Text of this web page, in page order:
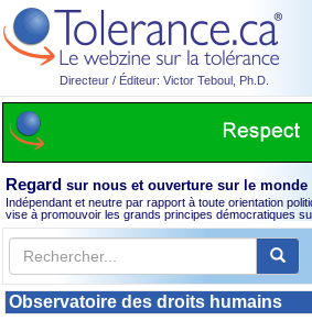
Directeur / Éditeur: Victor Teboul, Ph.D.
Regard sur nous et ouverture sur le monde
Indépendant et neutre par rapport à toute orientation
vise à promouvoir les grands principes démocratiques
Observatoire des droits humains